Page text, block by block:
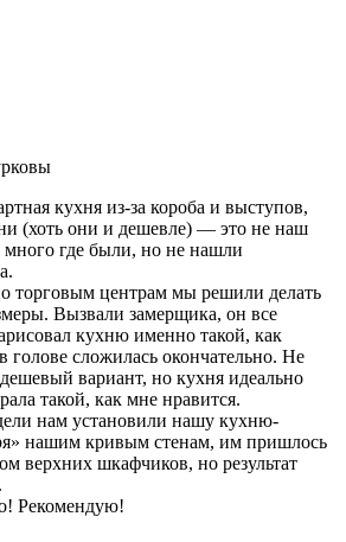
кухня из-за короба и выступов,
(хоть они и дешевле) — это не наш
где были, но не нашли
торговым центрам мы решили делать
Вызвали замерщика, он все
кухню именно такой, как
голове сложилась окончательно. Не
вариант, но кухня идеально
такой, как мне нравится.
нам установили нашу кухню-
нашим кривым стенам, им пришлось
верхних шкафчиков, но результат
Рекомендую!